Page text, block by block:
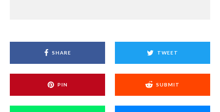
SHARE TWEET
PIN SUBMIT